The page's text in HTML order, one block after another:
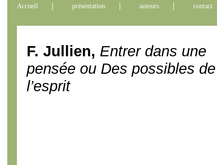
Accueil présentation auteurs contact
F. Jullien, Entrer dans une
pensée ou Des possibles de
l’esprit